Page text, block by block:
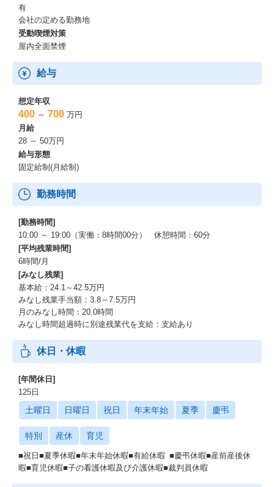
有
会社の定める勤務地
受動喫煙対策
屋内全面禁煙
給与
想定年収
400 ～ 700 万円
月給
28 ～ 50万円
給与形態
固定給制(月給制)
勤務時間
[勤務時間]
10:00 ～ 19:00（実働：8時間00分） 休憩時間：60分
[平均残業時間]
6時間/月
[みなし残業]
基本給：24.1～42.5万円
みなし残業手当額：3.8～7.5万円
月のみなし時間：20.0時間
みなし時間超過時に別途残業代を支給：支給あり
休日・休暇
[年間休日]
125日
土曜日 日曜日 祝日 年末年始 夏季 慶弔
特別 産休 育児
■祝日■夏季休暇■年末年始休暇■有給休暇 ■慶弔休暇■産前産後休
暇■育児休暇■子の看護休暇及び介護休暇■裁判員休暇